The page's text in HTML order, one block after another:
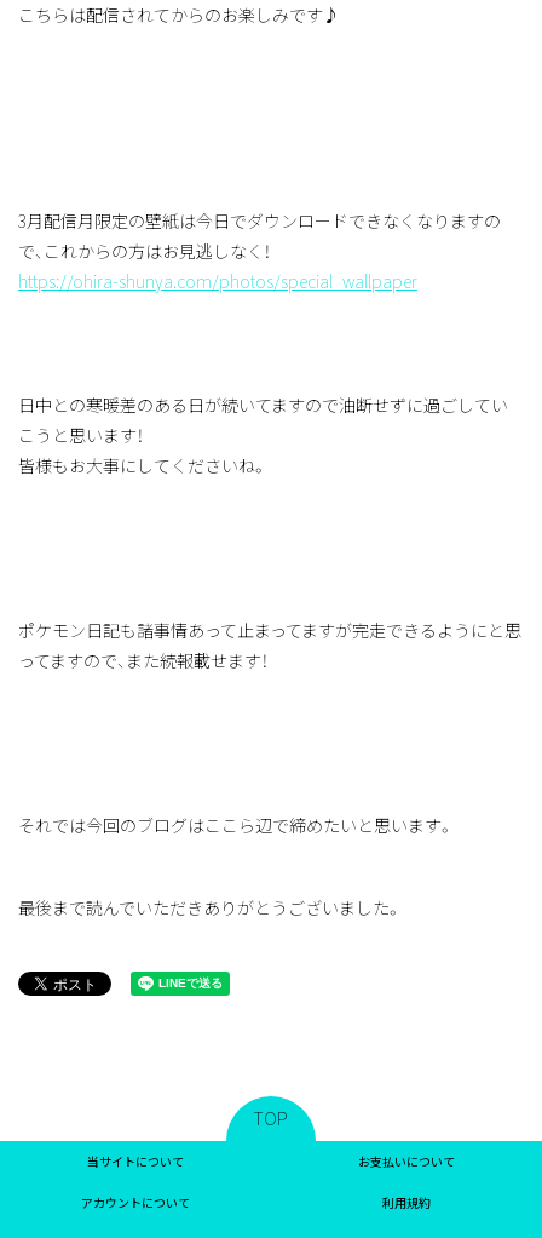
こちらは配信されてからのお楽しみです♪
3月配信月限定の壁紙は今日でダウンロードできなくなりますの
で、これからの方はお見逃しなく！
https://ohira-shunya.com/photos/special_wallpaper
日中との寒暖差のある日が続いてますので油断せずに過ごしてい
こうと思います！
皆様もお大事にしてくださいね。
ポケモン日記も諸事情あって止まってますが完走できるようにと思
ってますので、また続報載せます！
それでは今回のブログはここら辺で締めたいと思います。
最後まで読んでいただきありがとうございました。
TOP
当サイトについて お支払いについて
アカウントについて 利用規約